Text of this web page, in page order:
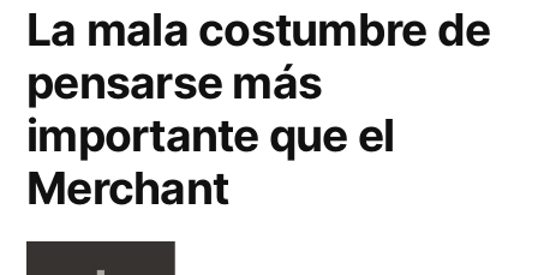
La mala costumbre de
pensarse más
importante que el
Merchant